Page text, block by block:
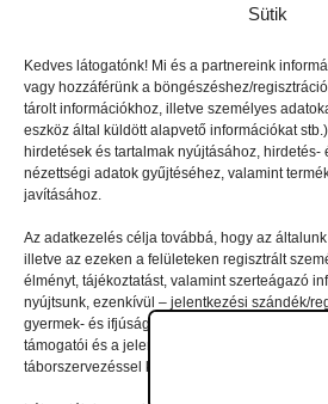
Sütik
Kedves látogatónk! Mi és a partnereink
vagy hozzáférünk a böngészéshez/
tárolt információkhoz, illetve személyes
eszköz által küldött alapvető információkat
hirdetések és tartalmak nyújtásához, hirdetés-
nézettségi adatok gyűjtéséhez, valamint
javításához.
Az adatkezelés célja továbbá, hogy az
illetve az ezeken a felületeken regisztrált
élményt, tájékoztatást, valamint szerteágazó
nyújtsunk, ezenkívül – jelentkezési szándék/
gyermek- és ifjúsági táborainkban való
támogatói és a jelentkezési, valamint a
táborszervezéssel kapcsolatos kommunikációt.
tánctábor, kuktatábor, informatika,
pénz, tőzsde, környezet, tudóstábor
Vélemény,
*karakterrel jelöltük